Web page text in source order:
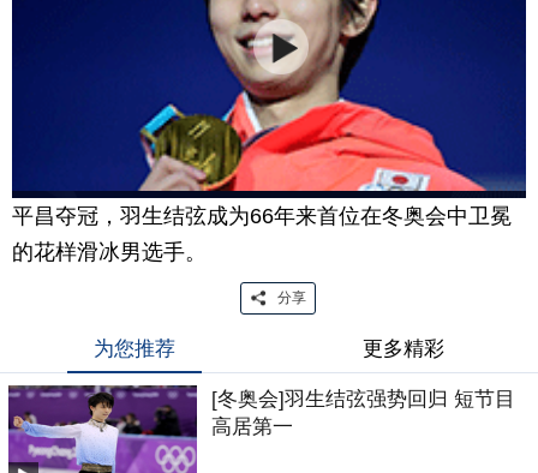
平昌夺冠，羽生结弦成为66年来首位在冬奥会中卫冕
的花样滑冰男选手。
分享
为您推荐 更多精彩
[冬奥会]羽生结弦强势回归 短节目
高居第一